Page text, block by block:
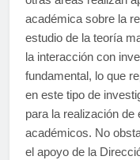
académica sobre la
estudio de la teoría
la interacción con
fundamental, lo que
en este tipo de
para la realización
académicos. No
el apoyo de la